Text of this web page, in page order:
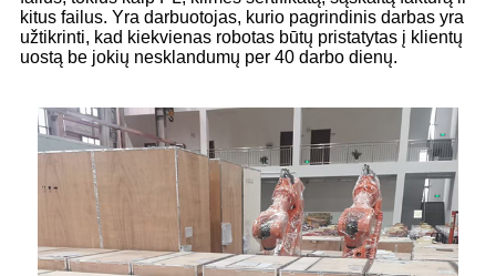
kitus failus. Yra darbuotojas, kurio pagrindinis darbas yra
užtikrinti, kad kiekvienas robotas būtų pristatytas į klientų
uostą be jokių nesklandumų per 40 darbo dienų.